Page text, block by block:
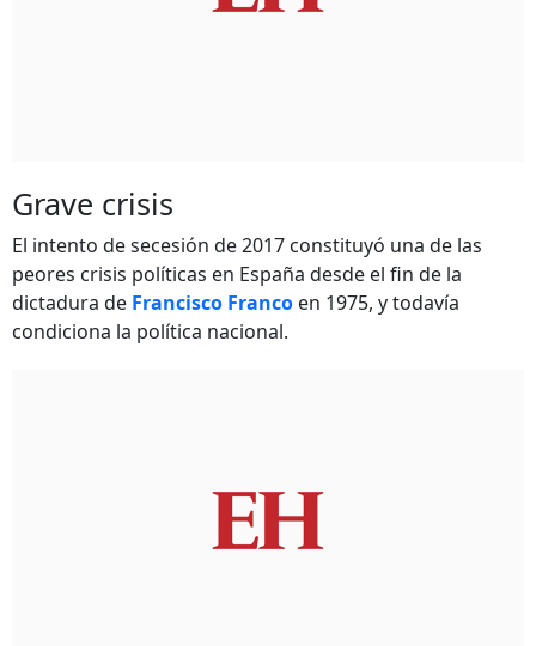
Grave crisis
El intento de secesión de 2017 constituyó una de las
peores crisis políticas en España desde el fin de la
dictadura de Francisco Franco en 1975, y todavía
condiciona la política nacional.